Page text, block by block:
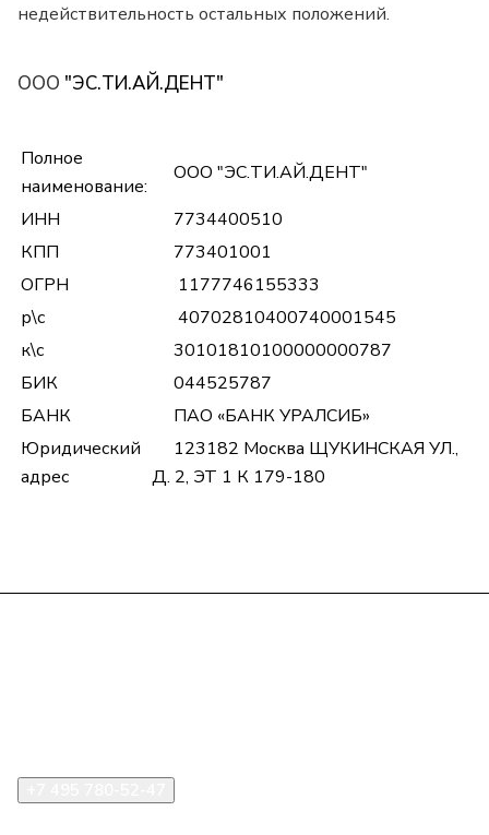
недействительность остальных положений.
ООО "ЭС.ТИ.АЙ.ДЕНТ"
Полное
наименование:
ООО "ЭС.ТИ.АЙ.ДЕНТ"
ИНН
7734400510
КПП
773401001
ОГРН
1177746155333
р\с
40702810400740001545
к\с
30101810100000000787
БИК
044525787
БАНК
ПАО «БАНК УРАЛСИБ»
Юридический
адрес
123182 Москва ЩУКИНСКАЯ УЛ.,
Д. 2, ЭТ 1 К 179-180